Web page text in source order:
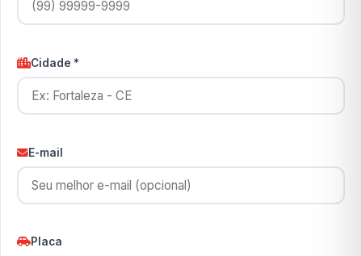
Cidade *
E-mail
Placa